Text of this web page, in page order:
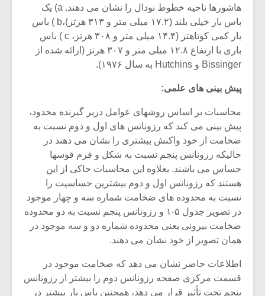
هاشورها ناحیه خطوط نودال را نشان می دهند. a) یک
باس بار خیلی بلند (۱۷.۲ میلی متر و ۳۱۳ هرتز)،b ) باس
بار کمی کوتاهتر (۱۴.۴ میلی متر و ۳۰۸ هرتز، c ) باس
باری با ارتفاع ۱۲.۸ میلی متر و ۳۰۷ هرتز (ارائه شده از
Bissinger و Hutchins به سال ۱۹۷۶).
پیش بینی های علمی:
محاسبات بر اساس روشهای عوامل دربر گیرنده محدود،
پیش بینی می کند که رزونانس های اول و دوم نسبت به
ضخامت از خود واکنش بیشتری را نشان می دهند در
حالیکه رزونانس پنجم نسبت به شکل و فرم قوسها
حساس می باشند. بعلاوه این محاسبات حاکی از این
هستند که رزونانس اول و دوم بیشترین حساسیت را
نسبت به محدوده های ضخامت شماره سه و چهار موجود
در تصویر جدول ۵-۱ و رزونانس پنجم نسبت به دو محدوده
ضخامت بیرونی یعنی محدوده شماره دو و سه موجود در
همان تصویر از خود نشان می دهند.
اطلاعات حاضر نشان می دهد که ضخامت موجود در
قسمت مرکزی صفحه رزونانس دوم را بیشتر از رزونانس
پنجم تحت تأثیر قرار می دهد، همچنین باس بار بیشتر در